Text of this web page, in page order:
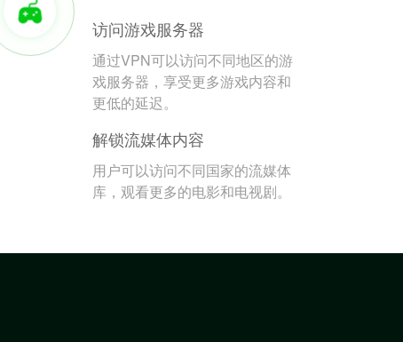
访问游戏服务器
通过VPN可以访问不同地区的游
戏服务器，享受更多游戏内容和
更低的延迟。
解锁流媒体内容
用户可以访问不同国家的流媒体
库，观看更多的电影和电视剧。